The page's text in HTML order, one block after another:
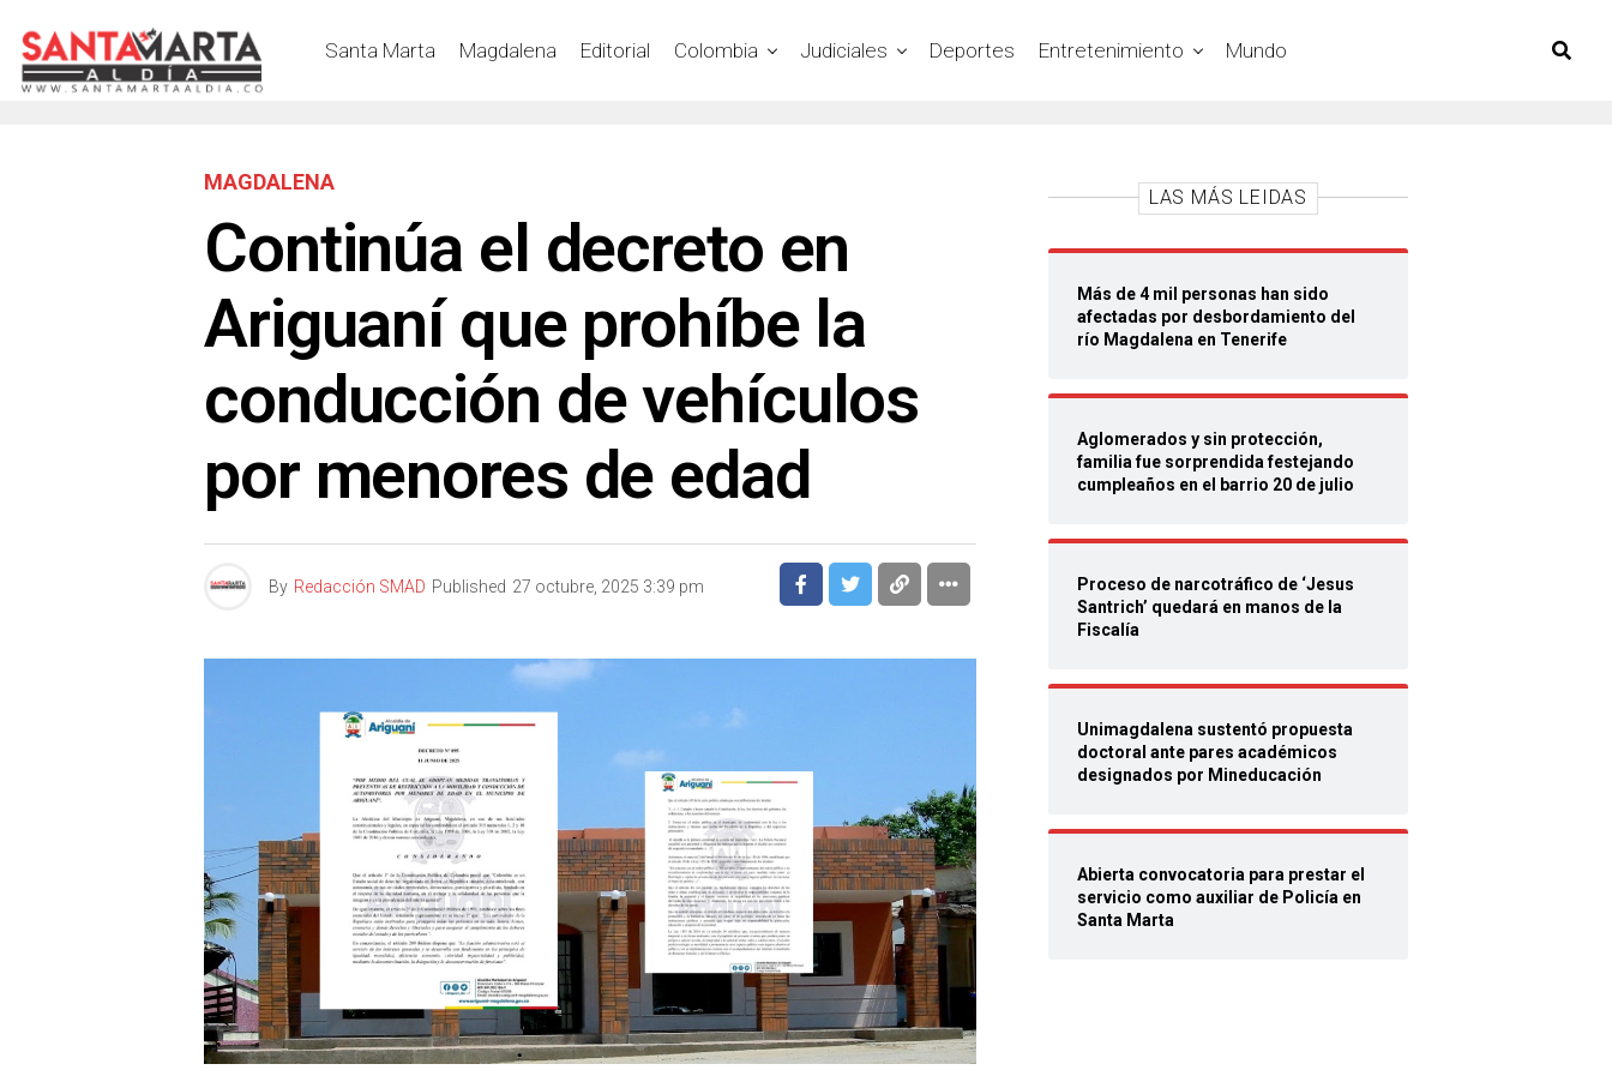
Santa Marta Magdalena Editorial Colombia Judiciales Deportes Entretenimiento Mundo
MAGDALENA
Continúa el decreto en
Ariguaní que prohíbe la
conducción de vehículos
por menores de edad
By Redacción SMAD Published 27 octubre, 2025 3:39 pm
LAS MÁS LEIDAS
Más de 4 mil personas han sido
afectadas por desbordamiento del
río Magdalena en Tenerife
Aglomerados y sin protección,
familia fue sorprendida festejando
cumpleaños en el barrio 20 de julio
Proceso de narcotráfico de ‘Jesus
Santrich’ quedará en manos de la
Fiscalía
Unimagdalena sustentó propuesta
doctoral ante pares académicos
designados por Mineducación
Abierta convocatoria para prestar el
servicio como auxiliar de Policía en
Santa Marta